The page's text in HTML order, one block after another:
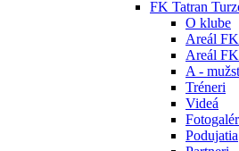
FK Tatran
O klube
Areál
Areál
A -
Tréneri
Videá
Podujatia